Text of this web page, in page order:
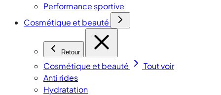
Performance sportive
Cosmétique et beauté
Retour
Cosmétique et beauté
Tout voir
Anti rides
Hydratation